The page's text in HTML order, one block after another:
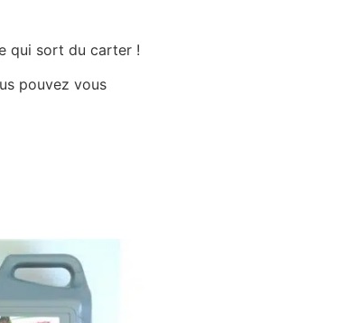
qui sort du carter !
pouvez vous